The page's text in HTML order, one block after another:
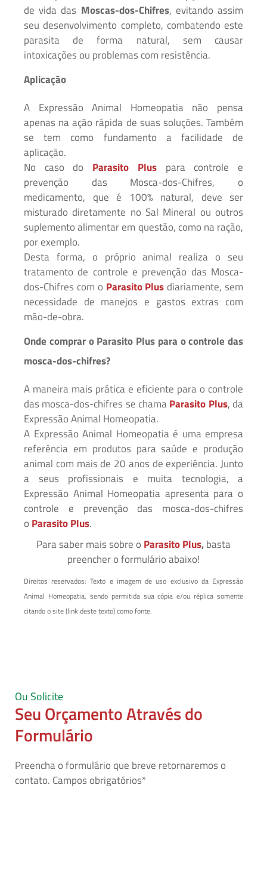
de vida das Moscas-dos-Chifres, evitando assim
seu desenvolvimento completo, combatendo este
parasita de forma natural, sem causar
intoxicações ou problemas com resistência.
Aplicação
A Expressão Animal Homeopatia não pensa
apenas na ação rápida de suas soluções. Também
se tem como fundamento a facilidade de
aplicação.
No caso do Parasito Pluspara controle e
prevenção das Mosca-dos-Chifres, o
medicamento, que é 100% natural, deve ser
misturado diretamente no Sal Mineral ou outros
suplemento alimentar em questão, como na ração,
por exemplo.
Desta forma, o próprio animal realiza o seu
tratamento de controle e prevenção das Mosca-
dos-Chifres com o Parasito Plus diariamente, sem
necessidade de manejos e gastos extras com
mão-de-obra.
Onde comprar oParasito Plus para o controle das
mosca-dos-chifres?
A maneira mais prática e eficiente para o controle
das mosca-dos-chifres se chamaParasito Plus, da
Expressão Animal Homeopatia.
A Expressão Animal Homeopatia é uma empresa
referência em produtos para saúde e produção
animal com mais de 20 anos de experiência. Junto
a seus profissionais e muita tecnologia, a
Expressão Animal Homeopatia apresenta para o
controle e prevenção das mosca-dos-chifres
o Parasito Plus.
Para saber mais sobre o Parasito Plus,basta
preencher o formulário abaixo!
Direitos reservados: Texto e imagem de uso exclusivo da Expressão
Animal Homeopatia, sendo permitida sua cópia e/ou réplica somente
citando o site (link deste texto) como fonte.
Ou Solicite
Seu Orçamento Através do
Formulário
Preencha o formulário que breve retornaremos o
contato. Campos obrigatórios*